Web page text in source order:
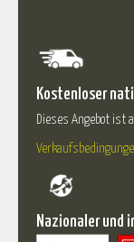
Kostenloser
Dieses Angebot ist
Nazionaler und